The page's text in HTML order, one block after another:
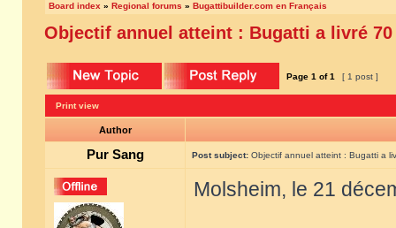
Board index » Regional forums » Bugattibuilder.com en Français
Objectif annuel atteint : Bugatti a livré 70
Page 1 of1 [ 1 post ]
Print view
Author
Pur Sang Post subject: Objectif annuel atteint : Bugatti a
Molsheim, le 21